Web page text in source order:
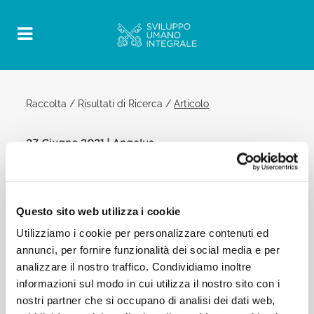
Questo sito web utilizza i cookie
Utilizziamo i cookie per personalizzare contenuti ed
annunci, per fornire funzionalità dei social media e per
analizzare il nostro traffico. Condividiamo inoltre
informazioni sul modo in cui utilizza il nostro sito con i
nostri partner che si occupano di analisi dei dati web,
Raccolta / Risultati di Ricerca /Articolo
27 Giugno 2021 | Angelus
PAPA FRANCESCO ANGELUS
PIAZZA SAN PIETRO
Dopo l’Angelus:
Cari fratelli e sorelle!
[…] Assicuro la mia vicinanza alle popolazioni del
sud-est della Repubblica Ceca